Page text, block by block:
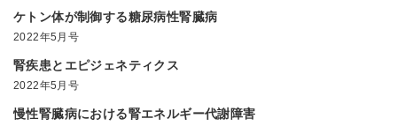
ケトン体が制御する糖尿病性腎臓病
2022年5月号
腎疾患とエピジェネティクス
2022年5月号
慢性腎臓病における腎エネルギー代謝障害